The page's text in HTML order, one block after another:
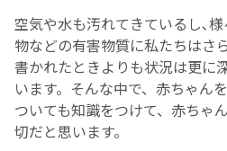
空気や水も汚れてきているし､
物などの有害物質に私たちはさ
書かれたときよりも状況は更に
います。そんな中で、赤ちゃん
ついても知識をつけて、赤ちゃ
切だと思います。